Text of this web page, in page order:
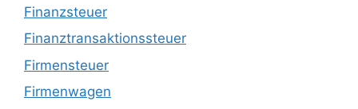
Finanzsteuer
Finanztransaktionssteuer
Firmensteuer
Firmenwagen